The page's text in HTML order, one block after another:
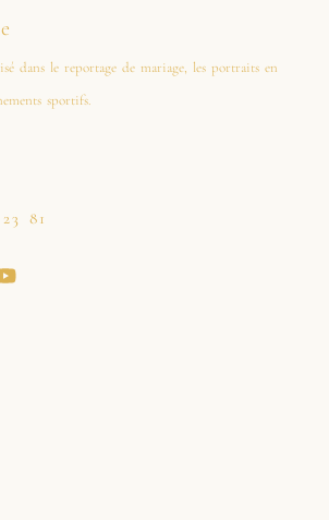
dans le reportage de mariage, les portraits en
sportifs.
81